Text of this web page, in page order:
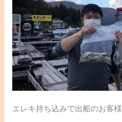
エレキ持ち込みで出船のお客様